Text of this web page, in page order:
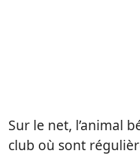
Sur le net, l’animal
club où sont